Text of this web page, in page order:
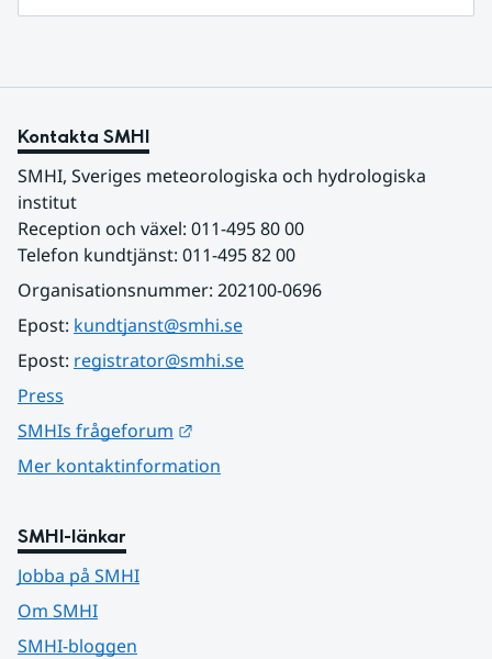
Kontakta SMHI
SMHI, Sveriges meteorologiska och hydrologiska
institut
Reception och växel: 011-495 80 00
Telefon kundtjänst: 011-495 82 00
Organisationsnummer: 202100-0696
Epost: kundtjanst@smhi.se
Epost: registrator@smhi.se
Press
SMHIs frågeforum
Mer kontaktinformation
SMHI-länkar
Jobba på SMHI
Om SMHI
SMHI-bloggen